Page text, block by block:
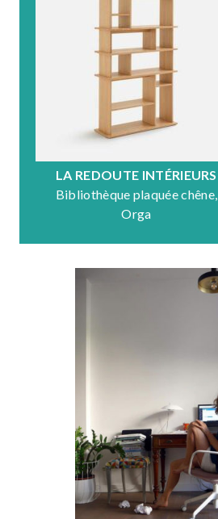
LA REDOUTE INTÉRIEURS
Bibliothèque plaquée chêne,
Orga